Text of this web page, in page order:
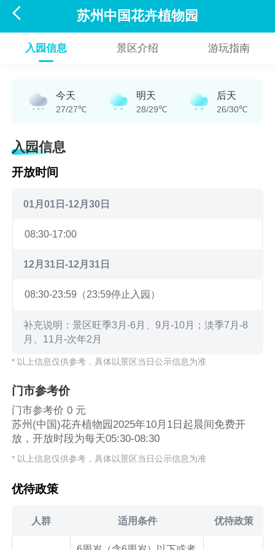
 苏州中国花卉植物园
入园信息 景区介绍 游玩指南
今天
27/27℃
明天
28/29℃
后天
26/30℃
入园信息
开放时间
01月01日-12月30日
08:30-17:00
12月31日-12月31日
08:30-23:59（23:59停止入园）
补充说明：景区旺季3月-6月、9月-10月；淡季7月-8
月、11月-次年2月
* 以上信息仅供参考，具体以景区当日公示信息为准
门市参考价
门市参考价 0 元
苏州(中国)花卉植物园2025年10月1日起晨间免费开
放，开放时段为每天05:30-08:30
* 以上信息仅供参考，具体以景区当日公示信息为准
优待政策
人群 适用条件 优待政策